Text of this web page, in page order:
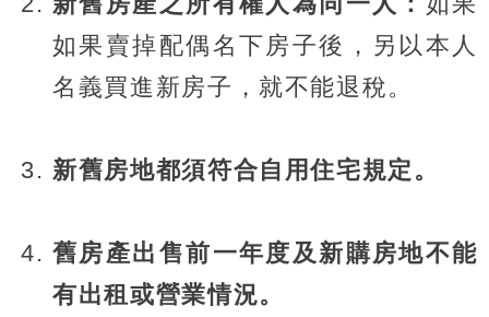
如果賣掉配偶名下房子後，另以本人
名義買進新房子，就不能退稅。
新舊房地都須符合自用住宅規定。
舊房產出售前一年度及新購房地不能
有出租或營業情況。